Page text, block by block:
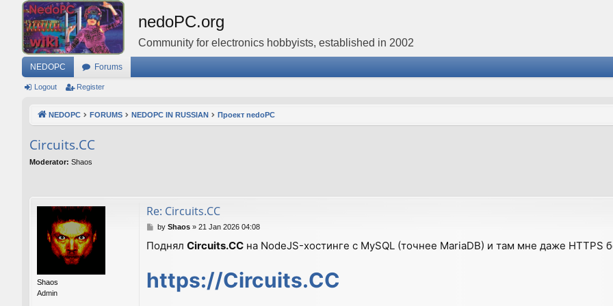
nedoPC.org
Community for electronics hobbyists, established in 2002
NEDOPC Forums
Logout Register
NEDOPC FORUMS NEDOPC IN RUSSIAN Проект nedoPC
Circuits.CC
Moderator: Shaos
Shaos
Admin
Re: Circuits.CC
P
s
by Shaos» 21 Jan 2026 04:08
Поднял Circuits.CC на NodeJS-хостинге с MySQL (точнее MariaDB) и там мне даже HTTPS
https://Circuits.CC